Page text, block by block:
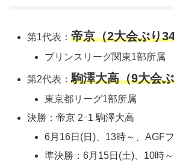
第1代表：帝京（2大会ぶり
プリンスリーグ関東1部所属
第2代表：駒澤大高（9大会
東京都リーグ1部所属
決勝：帝京 2ｰ1 駒澤大高
6月16日(日)、13時～、AGF
準決勝：6月15日(土)、10時